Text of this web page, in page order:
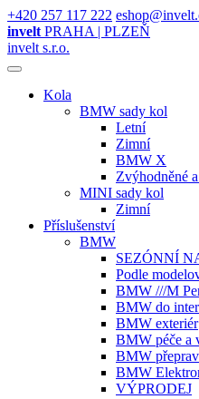
+420 257 117 222
invelt PRAHA | PLZEŇ
invelt s.r.o.
Kola
BMW sady kol
Letní
Zimní
BMW X
Zvýhodněné
MINI sady kol
Zimní
Příslušenství
BMW
SEZÓNNÍ
Podle
BMW ///M
BMW do
BMW exteriér
BMW péče a
BMW
BMW
VÝPRODEJ